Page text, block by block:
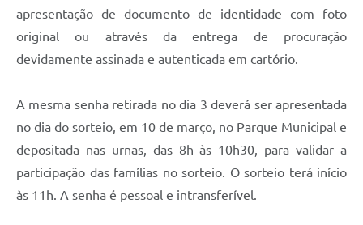
Contratos
Associação dos Servidores Públicos Municipais de
Vinhedo
Carta de Serviços
Arquivos para Download
Galeria de Vídeos
apresentação de documento de identidade com foto
original ou através da entrega de procuração
devidamente assinada e autenticada em cartório.
A mesma senha retirada no dia 3 deverá ser apresentada
no dia do sorteio, em 10 de março, no Parque Municipal e
depositada nas urnas, das 8h às 10h30, para validar a
participação das famílias no sorteio. O sorteio terá início
às 11h. A senha é pessoal e intransferível.